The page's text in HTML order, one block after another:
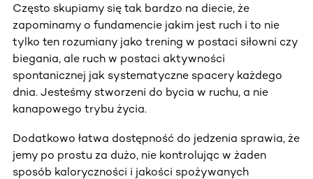
Często skupiamy się tak bardzo na diecie, że
zapominamy o fundamencie jakim jest ruch i to nie
tylko ten rozumiany jako trening w postaci siłowni czy
biegania, ale ruch w postaci aktywności
spontanicznej jak systematyczne spacery każdego
dnia. Jesteśmy stworzeni do bycia w ruchu, a nie
kanapowego trybu życia.
Dodatkowo łatwa dostępność do jedzenia sprawia, że
jemy po prostu za dużo, nie kontrolując w żaden
sposób kaloryczności i jakości spożywanych